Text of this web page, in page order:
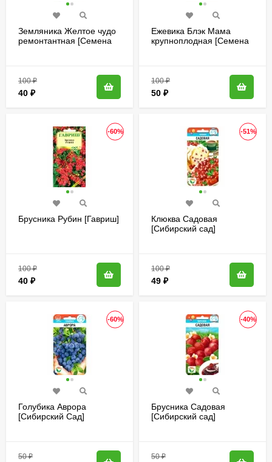
Земляника Желтое чудо
ремонтантная [Семена
100₽
40 ₽
Ежевика Блэк Мама
крупноплодная [Семена
100₽
50 ₽
-60%
Брусника Рубин [Гавриш]
100₽
40 ₽
-51%
Клюква Садовая
[Сибирский сад]
100₽
49 ₽
-60%
Голубика Аврора
[Сибирский Сад]
50₽
-40%
Брусника Садовая
[Сибирский сад]
50₽